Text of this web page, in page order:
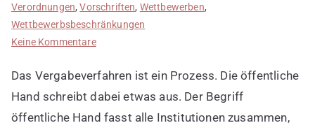
Verordnungen,Vorschriften, Wettbewerben,
Wettbewerbsbeschränkungen
Keine Kommentarezu
kurz
erklärt
Das Vergabeverfahren ist ein Prozess. Die öffentliche
Hand schreibt dabei etwas aus. Der Begriff
öffentliche Hand fasst alle Institutionen zusammen,